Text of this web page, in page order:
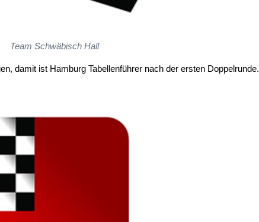
Team Schwäbisch Hall
damit ist Hamburg Tabellenführer nach der ersten Doppelrunde.